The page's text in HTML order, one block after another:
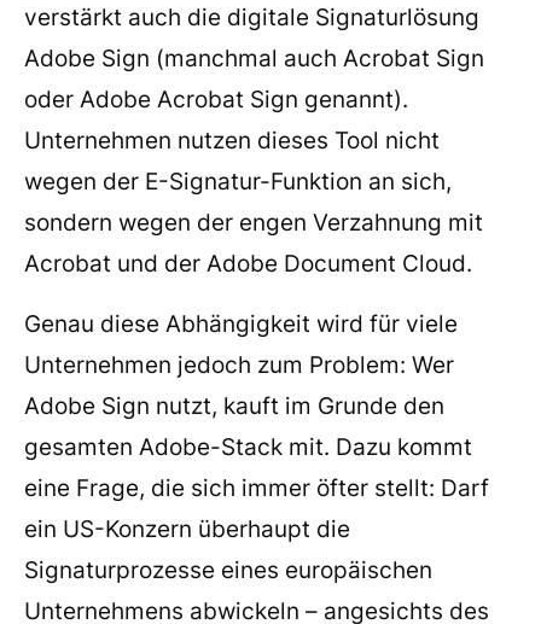
verstärkt auch die digitale Signaturlösung
Adobe Sign (manchmal auch Acrobat Sign
oder Adobe Acrobat Sign genannt).
Unternehmen nutzen dieses Tool nicht
wegen der E-Signatur-Funktion an sich,
sondern wegen der engen Verzahnung mit
Acrobat und der Adobe Document Cloud.
Genau diese Abhängigkeit wird für viele
Unternehmen jedoch zum Problem: Wer
Adobe Sign nutzt, kauft im Grunde den
gesamten Adobe-Stack mit. Dazu kommt
eine Frage, die sich immer öfter stellt: Darf
ein US-Konzern überhaupt die
Signaturprozesse eines europäischen
Unternehmens abwickeln – angesichts des